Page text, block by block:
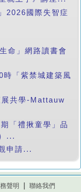
2026國際失智症
命」網路讀書會
「紫禁城建築風
展共學-Mattauw
「禮揪童學」品
...
申請...
聲明 聯絡我們